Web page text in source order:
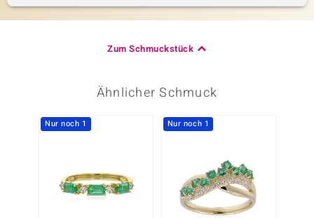
Zum Schmuckstück
Ähnlicher Schmuck
Nur noch 1 Nur noch 1